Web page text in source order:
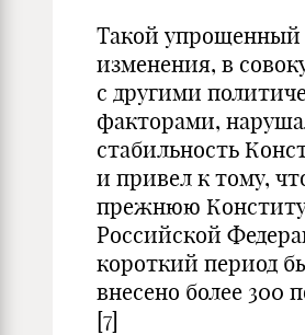
Такой упрощенный
изменения, в
с другими
факторами,
стабильность
и привел к тому,
прежнюю
Российской
короткий период
внесено более 300
[7]